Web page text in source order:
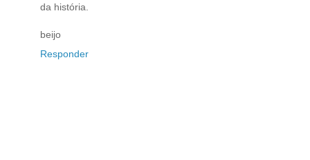
da história.
beijo
Responder